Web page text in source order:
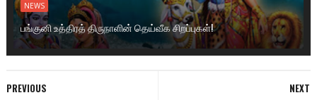
NEWS
பங்குனி உத்திரத் திருநாளின் தெய்வீக சிறப்புகள்!
NEXT
PREVIOUS